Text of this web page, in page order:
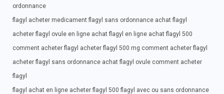
ordonnance
flagyl acheter medicament flagyl sans ordonnance achat flagyl
acheter flagyl ovule en ligne achat flagyl en ligne achat flagyl 500
comment acheter flagyl acheter flagyl 500 mg comment acheter flagyl
acheter flagyl sans ordonnance achat flagyl ovule comment acheter
flagyl
flagyl achat en ligne acheter flagyl 500 flagyl avec ou sans ordonnance